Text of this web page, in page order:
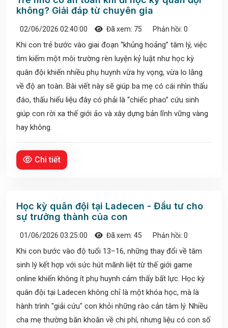
không? Giải đáp từ chuyên gia
02/06/2026 02:40:00 Đã xem: 75 Phản hồi: 0
Khi con trẻ bước vào giai đoạn “khủng hoảng” tâm lý, việc
tìm kiếm một môi trường rèn luyện kỷ luật như học kỳ
quân đội khiến nhiều phụ huynh vừa hy vọng, vừa lo lắng
về độ an toàn. Bài viết này sẽ giúp ba mẹ có cái nhìn thấu
đáo, thấu hiểu liệu đây có phải là “chiếc phao” cứu sinh
giúp con rời xa thế giới ảo và xây dựng bản lĩnh vững vàng
hay không.
Chi tiết
Học kỳ quân đội tại Ladecen - Đầu tư cho
sự trưởng thành của con
01/06/2026 03:25:00 Đã xem: 45 Phản hồi: 0
Khi con bước vào độ tuổi 13–16, những thay đổi về tâm
sinh lý kết hợp với sức hút mãnh liệt từ thế giới game
online khiến không ít phụ huynh cảm thấy bất lực. Học kỳ
quân đội tại Ladecen không chỉ là một khóa học, mà là
hành trình "giải cứu" con khỏi những rào cản tâm lý. Nhiều
cha mẹ thường băn khoăn về chi phí, nhưng liệu có con số